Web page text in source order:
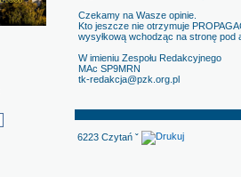
Czekamy na Wasze opinie.
Kto jeszcze nie otrzymuje
wysyłkową wchodząc na stronę
W imieniu Zespołu Redakcyjnego
MAc SP9MRN
tk-redakcja@pzk.org.pl
6223 Czytań ˇ